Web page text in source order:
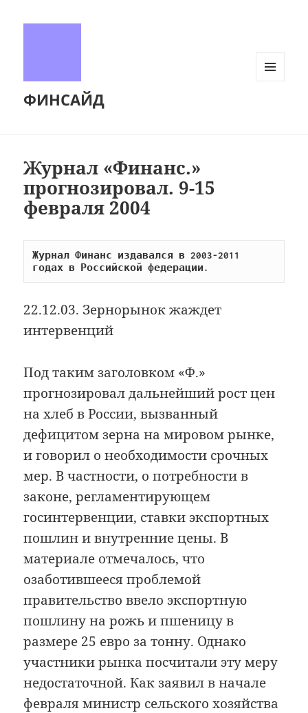
ФИНСАЙД
Журнал «Финанс.»
прогнозировал. 9-15
февраля 2004
Журнал Финанс издавался в 2003-2011
годах в Российской федерации.
22.12.03. Зернорынок жаждет
интервенций
Под таким заголовком «Ф.»
прогнозировал дальнейший рост цен
на хлеб в России, вызванный
дефицитом зерна на мировом рынке,
и говорил о необходимости срочных
мер. В частности, о потребности в
законе, регламентирующем
госинтервенции, ставки экспортных
пошлин и внутренние цены. В
материале отмечалось, что
озаботившееся проблемой
правительство ввело экспортную
пошлину на рожь и пшеницу в
размере 25 евро за тонну. Однако
участники рынка посчитали эту меру
недостаточной. Как заявил в начале
февраля министр сельского хозяйства